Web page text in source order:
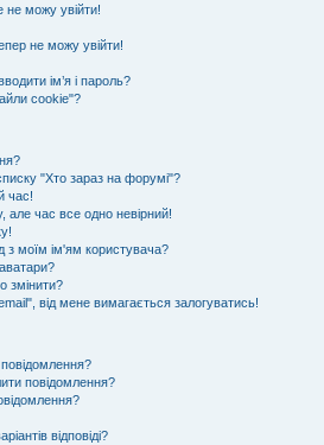
не можу увійти!
не можу увійти!
ім’я і пароль?
cookie"?
"Хто зараз на форумі"?
час!
але час все одно невірний!
моїм ім'ям користувача?
змінити?
від мене вимагається залогуватись!
повідомлення?
відповіді?